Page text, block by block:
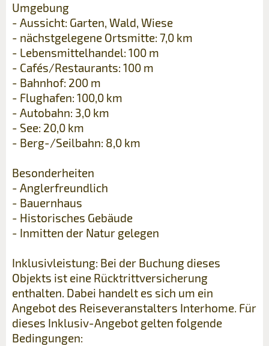
Umgebung
- Aussicht: Garten, Wald, Wiese
- nächstgelegene Ortsmitte: 7,0 km
- Lebensmittelhandel: 100 m
- Cafés/Restaurants: 100 m
- Bahnhof: 200 m
- Flughafen: 100,0 km
- Autobahn: 3,0 km
- See: 20,0 km
- Berg-/Seilbahn: 8,0 km
Besonderheiten
- Anglerfreundlich
- Bauernhaus
- Historisches Gebäude
- Inmitten der Natur gelegen
Inklusivleistung: Bei der Buchung dieses
Objekts ist eine Rücktrittversicherung
enthalten. Dabei handelt es sich um ein
Angebot des Reiseveranstalters Interhome. Für
dieses Inklusiv-Angebot gelten folgende
Bedingungen: